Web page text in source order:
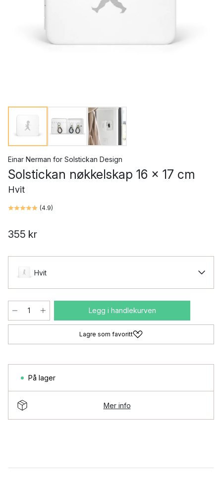
Einar Nerman for Solstickan Design
Solstickan nøkkelskap 16 x 17 cm
Hvit
(4.9)
355 kr
Hvit
Legg i handlekurven
Lagre som favoritt
På lager
Mer info